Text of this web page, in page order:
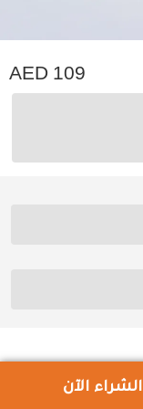
109
الشراء الآن